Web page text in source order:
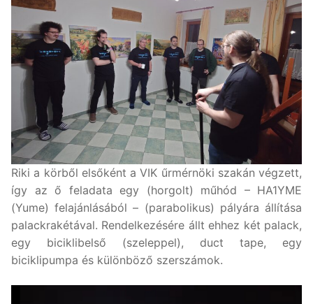
Riki a körből elsőként a VIK űrmérnöki szakán végzett,
így az ő feladata egy (horgolt) műhód – HA1YME
(Yume) felajánlásából – (parabolikus) pályára állítása
palackrakétával. Rendelkezésére állt ehhez két palack,
egy biciklibelső (szeleppel), duct tape, egy
biciklipumpa és különböző szerszámok.